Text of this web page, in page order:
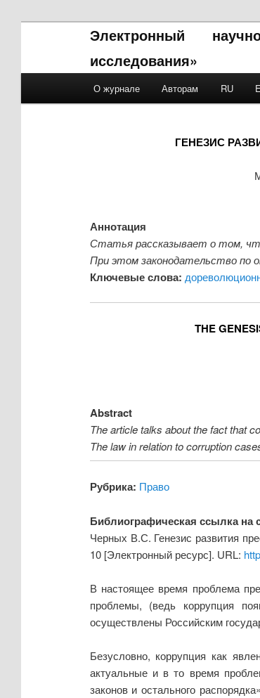
Электронный
исследования»
Skip to primary content
Skip to secondary content
О журнале Авторам RU
ГЕНЕЗИС
Аннотация
Статья рассказывает о том,
При этом законодательство по
Ключевые слова:
THE
Abstract
The article talks about the fact that
The law in relation to corruption
Рубрика: Право
Библиографическая ссылка на
Черных В.С. Генезис развития
10 [Электронный ресурс]. URL:
В настоящее время проблема
проблемы, (ведь коррупция
осуществлены Российским
Безусловно, коррупция как
актуальные и в то время
законов и остального